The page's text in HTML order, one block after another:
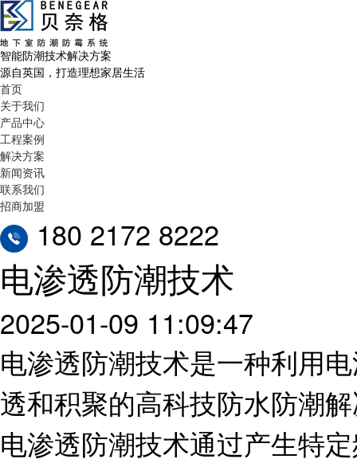
智能防潮技术解决方案
源自英国，打造理想家居生活
首页
关于我们
产品中心
工程案例
解决方案
新闻资讯
联系我们
招商加盟
180 2172 8222
电渗透防潮技术
2025-01-09 11:09:47
电渗透防潮技术是一种利用
透和积聚的高科技防水防潮
电渗透防潮技术通过产生特